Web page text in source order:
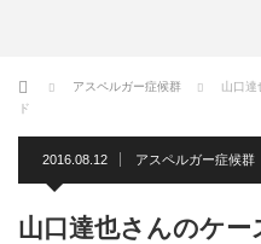
ホーム アスペルガー症候群
山口達
ド
2016.08.12 アスペルガー症候群
山口達也さんのケ